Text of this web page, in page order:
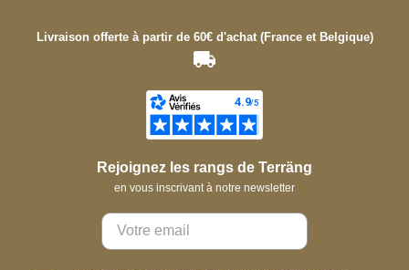
Livraison offerte à partir de 60€ d'achat (France et Belgique)
Rejoignez les rangs de Terräng
en vous inscrivant à notre newsletter